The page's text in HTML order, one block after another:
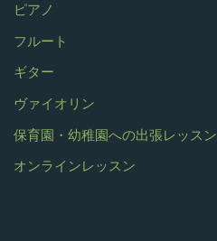
ピアノ
フルート
ギター
ヴァイオリン
保育園・幼稚園への出張レッスン
オンラインレッスン